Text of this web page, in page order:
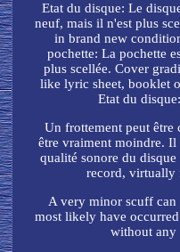
Etat du disque: Le
neuf, mais il n'est plus
in brand new
pochette: La pochette
plus scellée. Cover
like lyric sheet, booklet
Etat du
Un frottement peut être
être vraiment moindre.
qualité sonore du
record, virtually
A very minor scuff
most likely have
without any